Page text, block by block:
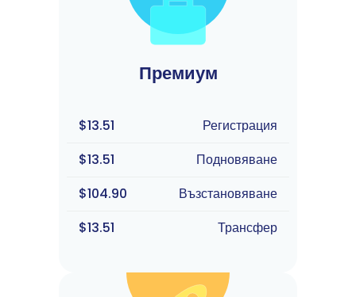
Премиум
$13.51
Регистрация
$13.51
Подновяване
$104.90
Възстановяване
$13.51
Трансфер